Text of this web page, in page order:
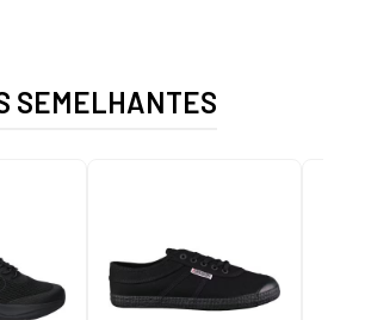
SEMELHANTES